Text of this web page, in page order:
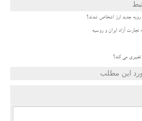
رویه جدید ارز اشخاص شدند؟
تجارت آزاد ایران و روسیه
می کند؟
این مطلب